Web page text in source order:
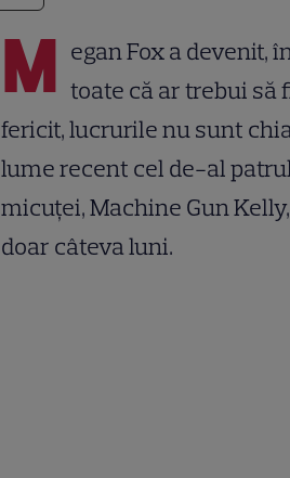
M egan Fox a devenit,
toate că ar trebui să
fericit, lucrurile nu sunt
lume recent cel de-al
micuței, Machine Gun
doar câteva luni.